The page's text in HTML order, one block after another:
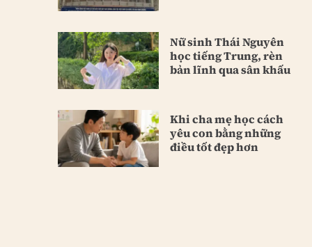
Nữ sinh Thái Nguyên
học tiếng Trung, rèn
bản lĩnh qua sân khấu
Khi cha mẹ học cách
yêu con bằng những
điều tốt đẹp hơn